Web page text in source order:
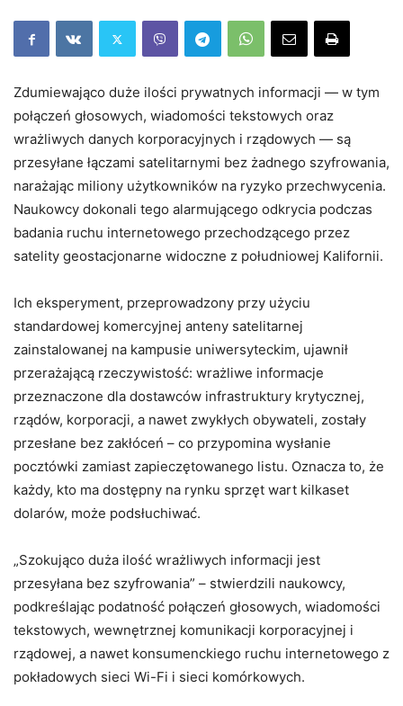
Zdumiewająco duże ilości prywatnych informacji — w tym
połączeń głosowych, wiadomości tekstowych oraz
wrażliwych danych korporacyjnych i rządowych — są
przesyłane łączami satelitarnymi bez żadnego szyfrowania,
narażając miliony użytkowników na ryzyko przechwycenia.
Naukowcy dokonali tego alarmującego odkrycia podczas
badania ruchu internetowego przechodzącego przez
satelity geostacjonarne widoczne z południowej Kalifornii.
Ich eksperyment, przeprowadzony przy użyciu
standardowej komercyjnej anteny satelitarnej
zainstalowanej na kampusie uniwersyteckim, ujawnił
przerażającą rzeczywistość: wrażliwe informacje
przeznaczone dla dostawców infrastruktury krytycznej,
rządów, korporacji, a nawet zwykłych obywateli, zostały
przesłane bez zakłóceń – co przypomina wysłanie
pocztówki zamiast zapieczętowanego listu. Oznacza to, że
każdy, kto ma dostępny na rynku sprzęt wart kilkaset
dolarów, może podsłuchiwać.
„Szokująco duża ilość wrażliwych informacji jest
przesyłana bez szyfrowania” – stwierdzili naukowcy,
podkreślając podatność połączeń głosowych, wiadomości
tekstowych, wewnętrznej komunikacji korporacyjnej i
rządowej, a nawet konsumenckiego ruchu internetowego z
pokładowych sieci Wi-Fi i sieci komórkowych.